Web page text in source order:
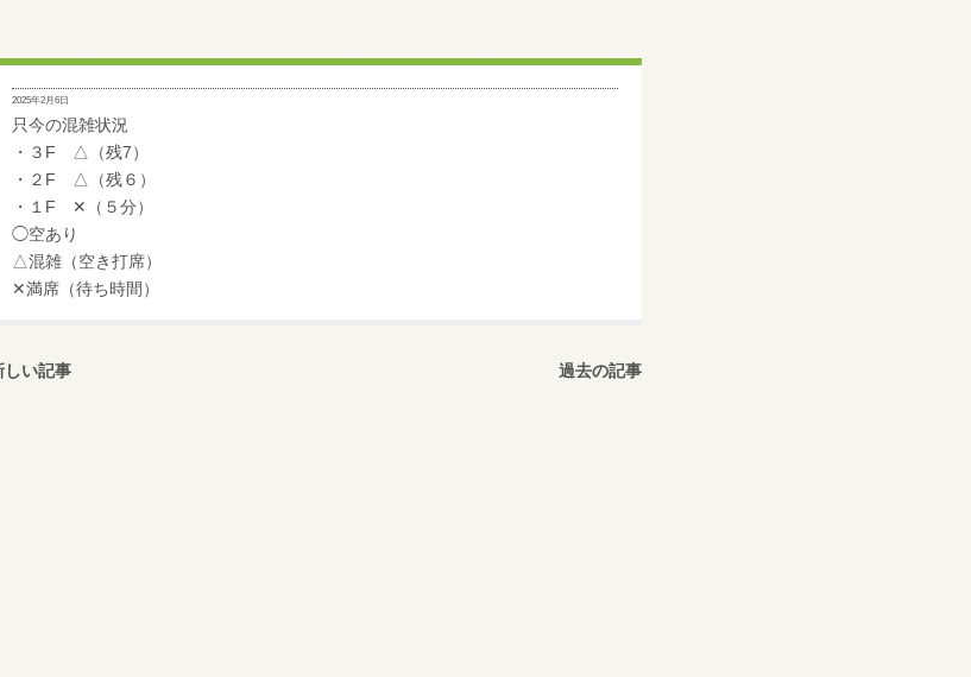
2025年2月6日
只今の混雑状況
・３F △（残7）
・２F △（残６）
・１F ✕（５分）
◯空あり
△混雑（空き打席）
✕満席（待ち時間）
しい記事 過去の記事